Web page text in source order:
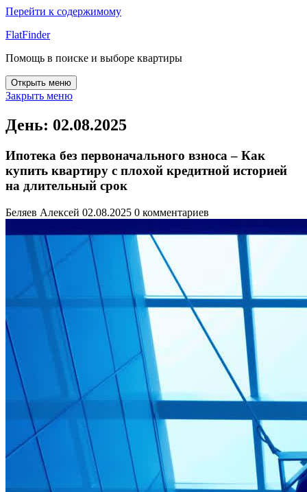
Перейти к содержимому
FlatFinder
Помощь в поиске и выборе квартиры
Открыть меню
Закрыть меню
День: 02.08.2025
Ипотека без первоначального взноса – Как
купить квартиру с плохой кредитной историей
на длительный срок
Беляев Алексей 02.08.2025 0 комментариев